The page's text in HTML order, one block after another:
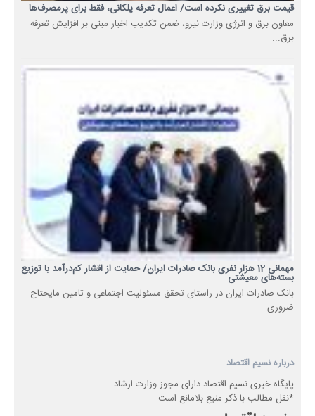
قیمت برق تغییری نکرده است/ اعمال تعرفه پلکانی، فقط برای پرمصرف‌ها
معاون برق و انرژی وزارت نیرو، ضمن تکذیب اخبار مبنی بر افزایش تعرفه
برق...
مهمانی 12 هزار نفری بانک صادرات ایران/ حمایت از اقشار کم‌درآمد با توزیع
بسته‌های معیشتی
​بانک صادرات ایران در راستای تحقق مسئولیت اجتماعی و تامین مایحتاج
ضروری...
درباره نسیم اقتصاد
پایگاه خبری نسیم اقتصاد دارای مجوز وزارت ارشاد
*نقل مطالب با ذکر منبع بلامانع است.